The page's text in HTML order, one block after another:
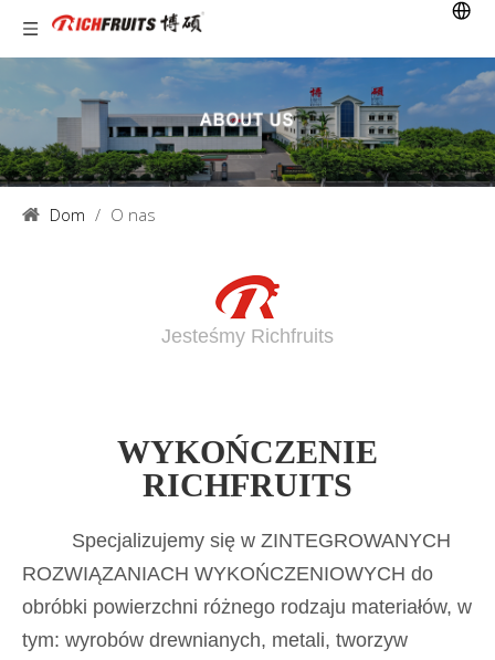
Dom / O nas
Jesteśmy Richfruits
WYKOŃCZENIE
RICHFRUITS
Specjalizujemy się w ZINTEGROWANYCH
ROZWIĄZANIACH WYKOŃCZENIOWYCH do
obróbki powierzchni różnego rodzaju materiałów, w
tym: wyrobów drewnianych, metali, tworzyw